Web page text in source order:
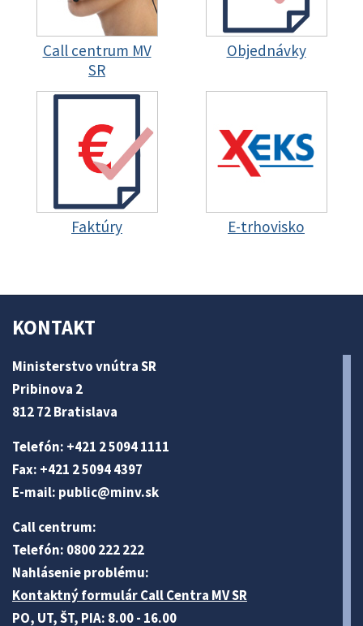
Call centrum MV
SR
Objednávky
Faktúry E-trhovisko
KONTAKT
Ministerstvo vnútra SR
Pribinova 2
812 72 Bratislava
Telefón: +421 2 5094 1111
Fax: +421 2 5094 4397
E-mail: public@minv.sk
Call centrum:
Telefón: 0800 222 222
Nahlásenie problému:
Kontaktný formulár Call Centra MV SR
PO, UT, ŠT, PIA: 8.00 - 16.00